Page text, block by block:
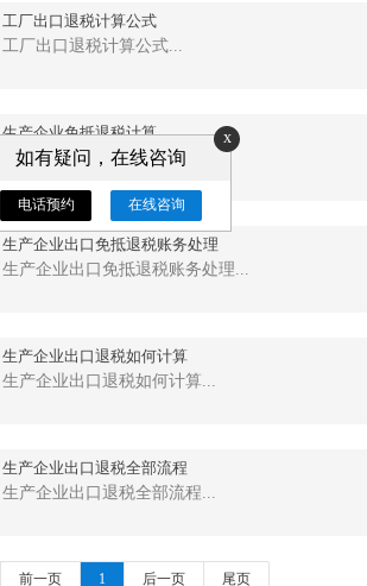
工厂出口退税计算公式
工厂出口退税计算公式...
生产企业免抵退税计算
生产企业免抵退税计算...
生产企业出口免抵退税账务处理
生产企业出口免抵退税账务处理...
生产企业出口退税如何计算
生产企业出口退税如何计算...
生产企业出口退税全部流程
生产企业出口退税全部流程...
前一页 1 后一页 尾页
x
如有疑问，在线咨询
电话预约 在线咨询